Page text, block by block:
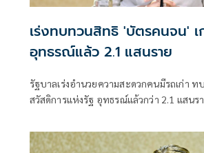
เร่งทบทวนสิทธิ 'บัตรคนจน'
อุทธรณ์แล้ว 2.1 แสนราย
รัฐบาลเร่งอำนวยความสะดวกคนมีรถเก่า
สวัสดิการแห่งรัฐ อุทธรณ์แล้วกว่า 2.1 แสนร